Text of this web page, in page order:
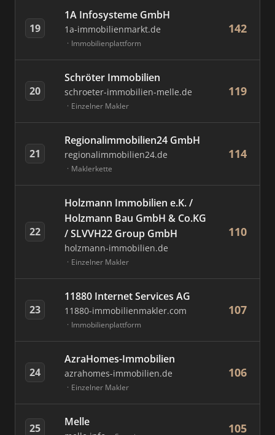
19
1A Infosysteme GmbH
1a-immobilienmarkt.de
Immobilienplattform
142
20
Schröter Immobilien
schroeter-immobilien-melle.de
Einzelner Makler
119
21
Regionalimmobilien24 GmbH
regionalimmobilien24.de
Maklerkette
114
22
Holzmann Immobilien e.K. /
Holzmann Bau GmbH & Co.KG
/ SLVVH22 Group GmbH
holzmann-immobilien.de
Einzelner Makler
110
23
11880 Internet Services AG
11880-immobilienmakler.com
Immobilienplattform
107
24
AzraHomes-Immobilien
azrahomes-immobilien.de
Einzelner Makler
106
25 Melle 105